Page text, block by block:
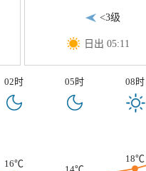
<3级
日出 05:11
02时 05时 08时
16℃
18℃